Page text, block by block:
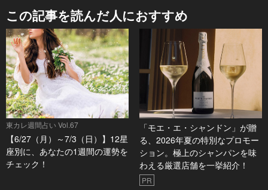
この記事を読んだ人におすすめ
東カレ週間占い Vol.67
【6/27（月）～7/3（日）】12星
座別に、あなたの1週間の運勢を
チェック！
「モエ・エ・シャンドン」が贈
る、2026年夏の特別なプロモー
ション。極上のシャンパンを味
わえる厳選店舗を一挙紹介！
PR